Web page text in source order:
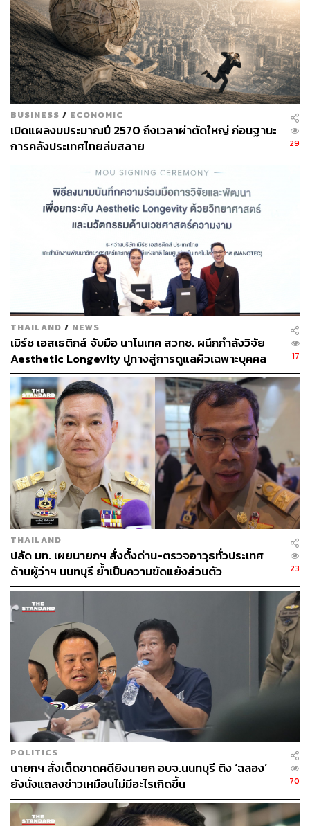
12 มี.ค. 2567 | 20:16
รัฐบาลเวียดนามเดินหน้ารื้อโครงสร้างรัฐ หลัง
‘โต เลิม’ คว้าชัยอีกสมัย ฝันใหญ่ดันเป้า GDP
โต 10%
25 ม.ค. 2569 | 17:20
ป่วนทั้งตลาด! เวียดนามแอบสวมสิทธิ์กดราคา
ส่งออกทุเรียนไทย อีกไม่นานเสี่ยงถูกเพื่อนบ้าน
‘ล้มแชมป์’ ปัญหาอยู่ที่ใคร?
27 พ.ค. 2568 | 10:12
ทำไมไทยแพ้เกมท่องเที่ยว จีน-เกาหลีใต้-
รัสเซีย บินข้ามไทยไปเวียดนาม-ญี่ปุ่นแทน
11 ก.ค. 2568 | 11:39
อย่างไรก็ตาม อนุทิน ชาญวีรกูล นายกรัฐมนตรีไทย และ
รัฐมนตรีว่าการกระทรวงมหาดไทย ได้ประกาศระหว่างการ
หารือร่วมกันว่า ไทยและเวียดนามต้องการยกระดับมูลค่า
การค้าระหว่างกันสู่ 50,000 ล้านดอลลาร์สหรัฐ ภายใน 5 ปี
ข้างหน้า
จุดท้าทายสำคัญคือความไม่สมดุลด้านการลงทุนที่ผ่านมา
เพราะส่วนใหญ่ที่ผ่านมา กลุ่มทุนไทยจะขยายการลงทุน
เข้าไปในเวียดนามอย่างต่อเนื่อง ทั้งภาคอุตสาหกรรม
พลังงาน และนิคมอุตสาหกรรม แต่เม็ดเงินลงทุนจาก
เวียดนามที่ไหลเข้าสู่ไทยกลับยังมีสัดส่วนค่อนข้างต่ำ
“เป้าหมาย 5 หมื่นล้านดอลลาร์สหรัฐ จะเกิดขึ้นไม่ได้ หาก
ความร่วมมือยังเดินเพียงทางเดียว เวียดนามต้องเข้ามาลงทุน
ในไทยมากขึ้น เพื่อสร้างผลผลิตและห่วงโซ่อุปทานการส่ง
ออกร่วมกัน” สนั่นกล่าว
ทุนเวียดนามสนใจ Hospitality Medical ในไทย
เมื่อถามว่า ณ วันนี้ นักลงทุนเวียดนามสนใจลงทุนธุรกิจอะไร
ในไทย สนั่น ระบุว่า หนึ่งในอุตสาหกรรมที่เวียดนามสนใจเข้า
มาเรียนรู้มากที่สุดคือ ‘ธุรกิจบริการ’ และโรงแรม หรือ
Hospitality ซึ่งไทยมีความเชี่ยวชาญระดับโลก และอาจกลาย
เป็นพื้นที่ความร่วมมือใหม่ระหว่างสองประเทศในอนาคต ซึ่ง
ล่าสุดVietnam airlines เปิดเส้นทางใหม่ ภูเก็ต-โฮจิมินห์
เพื่อ
ขยายการท่องเที่ยวระหว่างกัน
การร่วมมือเชิงยุทธศาสตร์ครั้งนี้ จะต่อยอดจุดแข็งของไทย
BUSINESS / ECONOMIC
เปิดแผลงบประมาณปี 2570 ถึงเวลาผ่าตัดใหญ่ ก่อนฐานะ
การคลังประเทศไทยล่มสลาย
29
THAILAND / NEWS
เมิร์ซ เอสเธติกส์ จับมือ นาโนเทค สวทช. ผนึกกำลังวิจัย
Aesthetic Longevity ปูทางสู่การดูแลผิวเฉพาะบุคคล
[PR NEWS]
17
THAILAND
ปลัด มท. เผยนายกฯ สั่งตั้งด่าน-ตรวจอาวุธทั่วประเทศ
ด้านผู้ว่าฯ นนทบุรี ย้ำเป็นความขัดแย้งส่วนตัว
23
POLITICS
นายกฯ สั่งเด็ดขาดคดียิงนายก อบจ.นนทบุรี ติง ‘ฉลอง’
ยังนั่งแถลงข่าวเหมือนไม่มีอะไรเกิดขึ้น
70